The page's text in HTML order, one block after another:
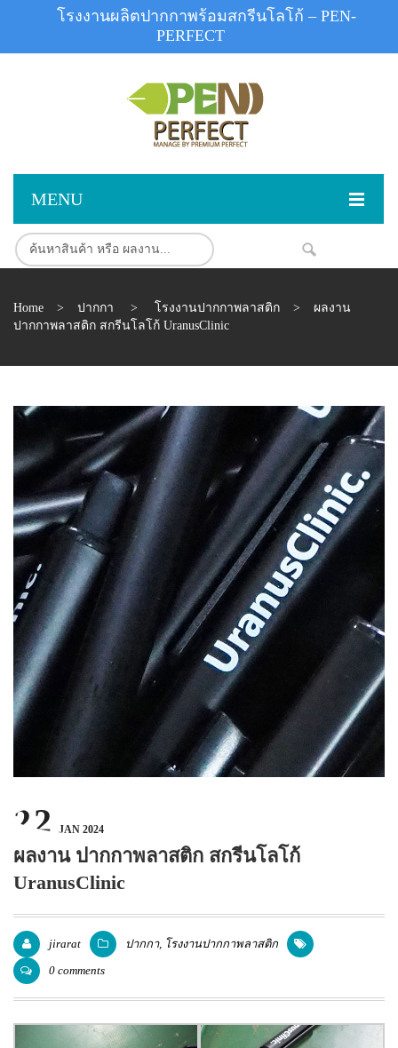
MENU
หน้าแรก
ปากกาพลาสติก
ปากกา USB
ปากกาหมึกซึม NEW
ปากกาทัชสกรีน NEW
ปากกาลบได้ NEW
ปากกาเคมี
ปากกา Quantum NEW
ดินสอไม้
Gift Set
แพคเกจปากกา
สินค้าสต็อก
บทความ
เกี่ยวกับเรา
วิธีการชำระเงิน
โชว์รูม
ขอใบเสนอราคา
Home > ปากกา > โรงงานปากกาพลาสติก >
ผลงาน
ปากกาพลาสติก สกรีนโลโก้ UranusClinic
22 JAN 2024
ผลงาน ปากกาพลาสติก สกรีนโลโก้
UranusClinic
jirarat ปากกา, โรงงานปากกาพลาสติก
0 comments
โรงงานผลิตปากกาพร้อมสกรีนโลโก้ – PEN-
PERFECT